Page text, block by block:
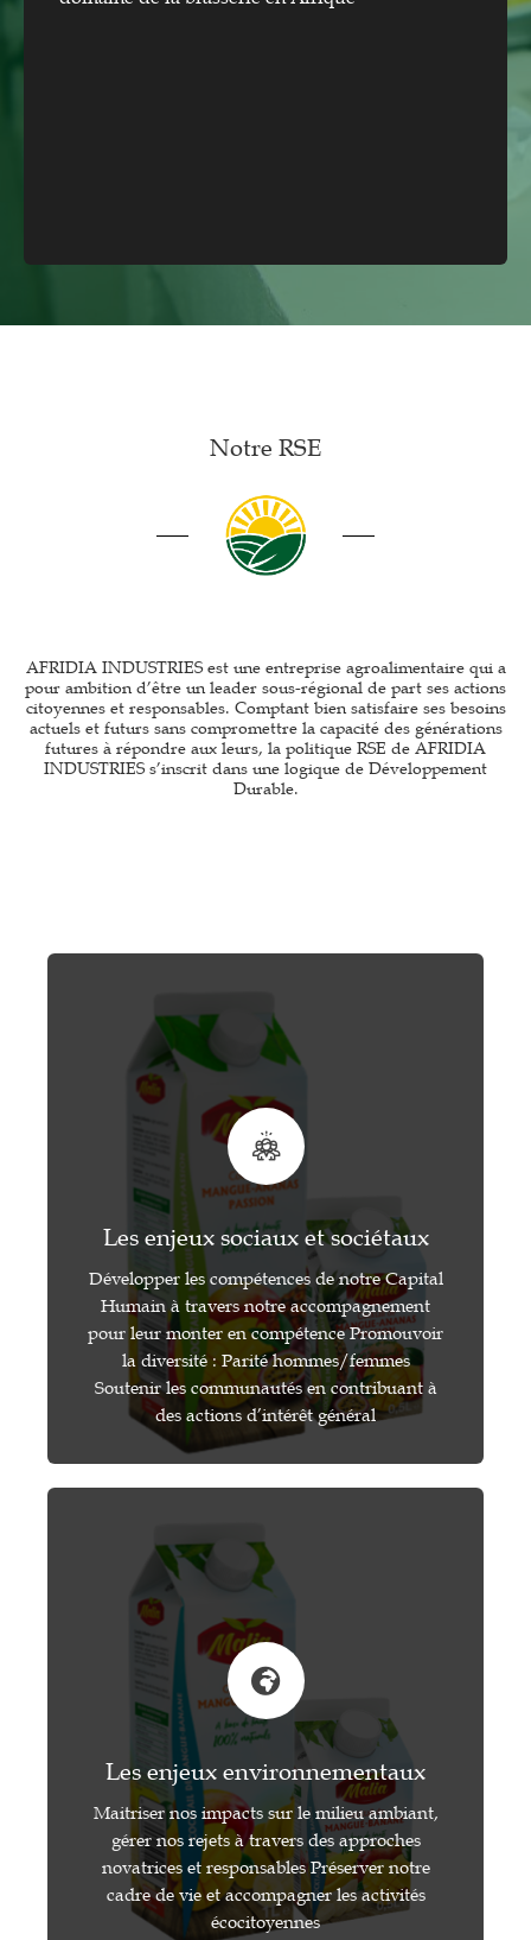
Notre RSE
AFRIDIA INDUSTRIES est une entreprise agroalimentaire qui a
pour ambition d’être un leader sous-régional de part ses actions
citoyennes et responsables. Comptant bien satisfaire ses besoins
actuels et futurs sans compromettre la capacité des générations
futures à répondre aux leurs, la politique RSE de AFRIDIA
INDUSTRIES s’inscrit dans une logique de Développement
Durable.
Les enjeux sociaux et sociétaux
Développer les compétences de notre Capital
Humain à travers notre accompagnement
pour leur monter en compétence Promouvoir
la diversité : Parité hommes/femmes
Soutenir les communautés en contribuant à
des actions d’intérêt général
Les enjeux environnementaux
Maitriser nos impacts sur le milieu ambiant,
gérer nos rejets à travers des approches
novatrices et responsables Préserver notre
cadre de vie et accompagner les activités
écocitoyennes